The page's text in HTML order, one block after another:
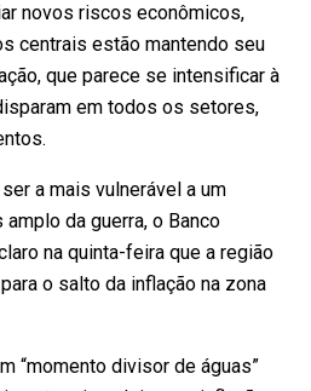
novos riscos econômicos,
centrais estão mantendo seu
que parece se intensificar à
em todos os setores,
a mais vulnerável a um
da guerra, o Banco
na quinta-feira que a região
o salto da inflação na zona
“momento divisor de águas”